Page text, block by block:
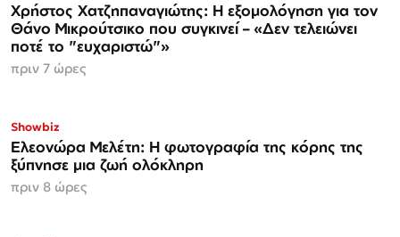
Χρήστος Χατζηπαναγιώτης: Η εξομολόγηση για τον
Θάνο Μικρούτσικο που συγκινεί – «Δεν τελειώνει
ποτέ το "ευχαριστώ"»
πριν 7 ώρες
Showbiz
Ελεονώρα Μελέτη: Η φωτογραφία της κόρης της
ξύπνησε μια ζωή ολόκληρη
πριν 8 ώρες